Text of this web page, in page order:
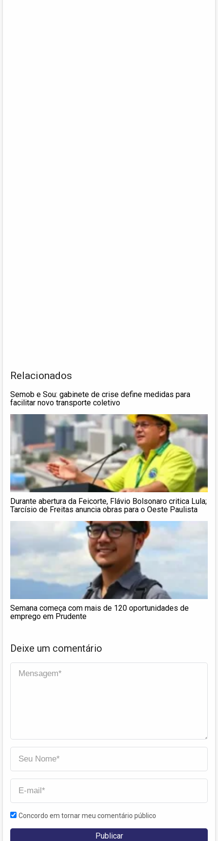
Relacionados
Semob e Sou: gabinete de crise define medidas para
facilitar novo transporte coletivo
Durante abertura da Feicorte, Flávio Bolsonaro critica Lula;
Tarcísio de Freitas anuncia obras para o Oeste Paulista
Semana começa com mais de 120 oportunidades de
emprego em Prudente
Deixe um comentário
Concordo em tornar meu comentário público